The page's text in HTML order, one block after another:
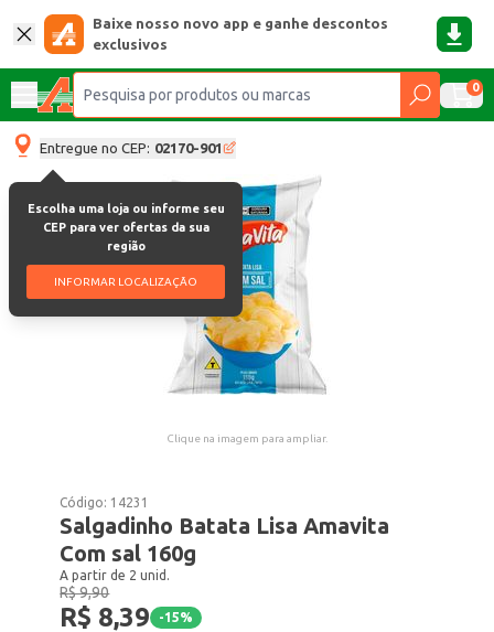
Baixe nosso novo app e ganhe descontos
exclusivos
0
Entregue no CEP: 02170-901
Escolha uma loja ou informe seu
CEP para ver ofertas da sua
região
INFORMAR LOCALIZAÇÃO
Clique na imagem para ampliar.
Código: 14231
Salgadinho Batata Lisa Amavita
Com sal 160g
A partir de 2 unid.
R$ 9,90
R$ 8,39 -15%